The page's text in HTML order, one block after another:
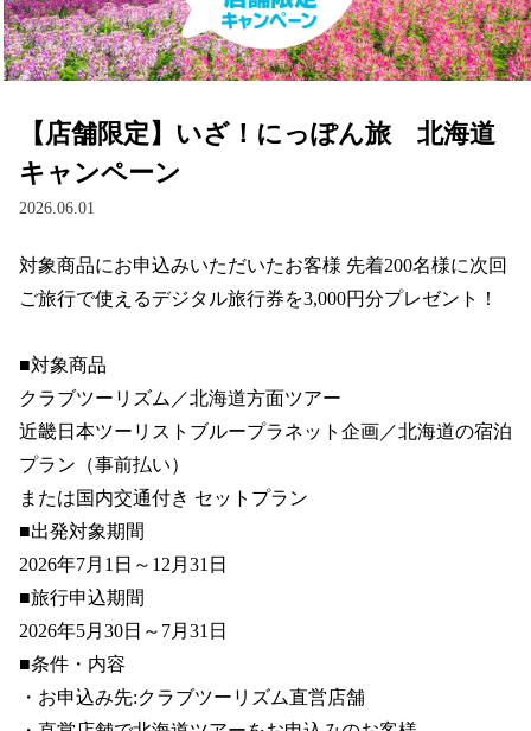
【店舗限定】いざ！にっぽん旅 北海道
キャンペーン
2026.06.01
対象商品にお申込みいただいたお客様 先着200名様に次回
ご旅行で使えるデジタル旅行券を3,000円分プレゼント！
■対象商品
クラブツーリズム／北海道方面ツアー
近畿日本ツーリストブループラネット企画／北海道の宿泊
プラン（事前払い）
または国内交通付き セットプラン
■出発対象期間
2026年7月1日～12月31日
■旅行申込期間
2026年5月30日～7月31日
■条件・内容
・お申込み先:クラブツーリズム直営店舗